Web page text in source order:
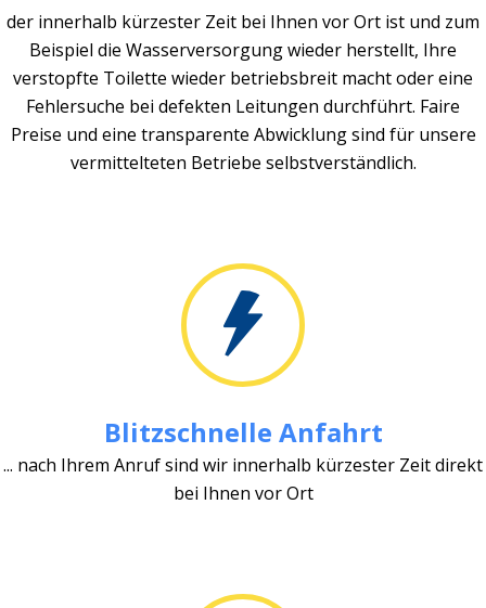
der innerhalb kürzester Zeit bei Ihnen vor Ort ist und zum
Beispiel die Wasserversorgung wieder herstellt, Ihre
verstopfte Toilette wieder betriebsbreit macht oder eine
Fehlersuche bei defekten Leitungen durchführt. Faire
Preise und eine transparente Abwicklung sind für unsere
vermittelteten Betriebe selbstverständlich.
Blitzschnelle Anfahrt
... nach Ihrem Anruf sind wir innerhalb kürzester Zeit direkt
bei Ihnen vor Ort